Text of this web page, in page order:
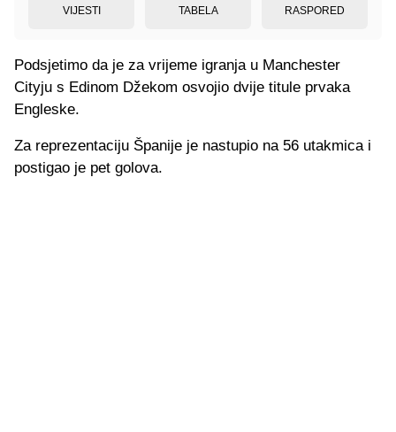
VIJESTI TABELA RASPORED
Podsjetimo da je za vrijeme igranja u Manchester
Cityju s Edinom Džekom osvojio dvije titule prvaka
Engleske.
Za reprezentaciju Španije je nastupio na 56 utakmica i
postigao je pet golova.